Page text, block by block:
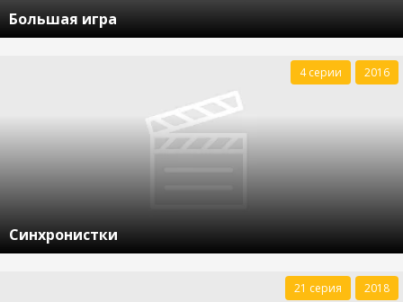
Большая игра
Синхронистки
4 серии 2016
21 серия 2018